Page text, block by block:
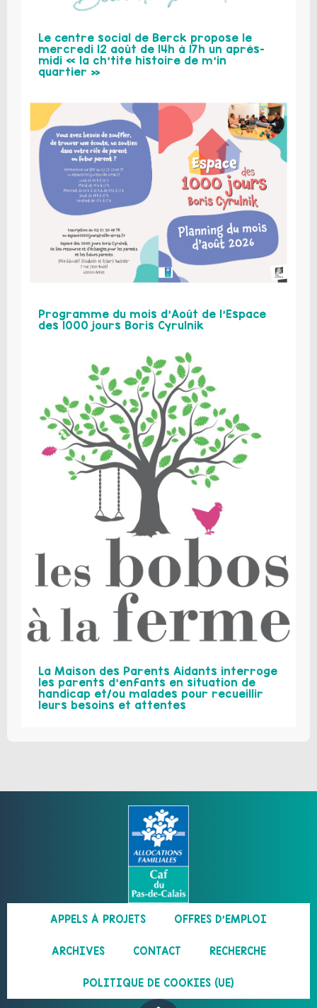
Le centre social de Berck propose le
mercredi 12 août de 14h à 17h un après-
midi « la ch’tite histoire de m’in
quartier »
Programme du mois d’Août de l’Espace
des 1000 jours Boris Cyrulnik
La Maison des Parents Aidants interroge
les parents d’enfants en situation de
handicap et/ou malades pour recueillir
leurs besoins et attentes
APPELS À PROJETS OFFRES D’EMPLOI
ARCHIVES CONTACT RECHERCHE
POLITIQUE DE COOKIES (UE)